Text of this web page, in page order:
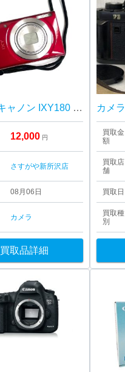
Canon キャノン IXY180 コンパクト デジタルカメラ
12,000 円
さすがや新所沢店
08月06日
カメラ
買取品詳細
買取金
額
買取店
舗
買取日
買取種
別